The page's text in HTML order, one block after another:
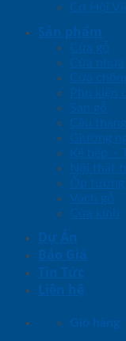
Cơ Hội
Sản phẩm
Cửa gỗ
Cửa nhựa
Cửa
Phụ kiện
Sàn gỗ
Cầu
Giường
Kệ bếp –
Nội thất
Ốp tường
Vách gỗ
Cửa kính
Dự Án
Báo Giá
Tin Tức
Liên hệ
Giỏ hàng